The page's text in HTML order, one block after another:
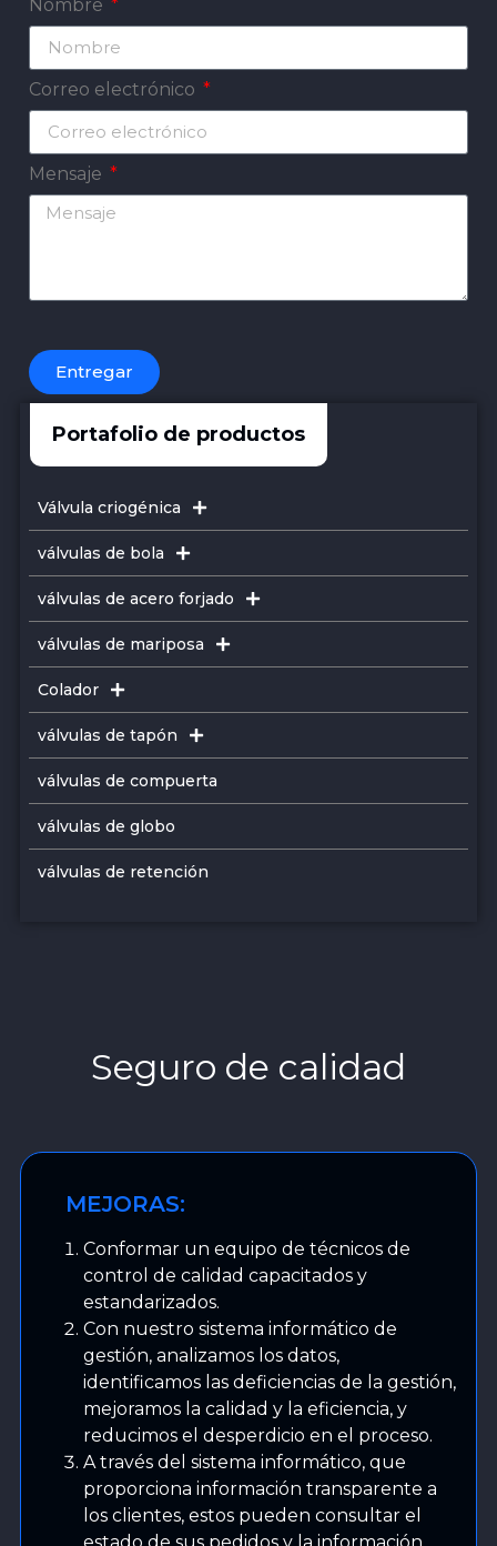
Válvula criogénica
válvulas de bola
válvulas de acero forjado
válvulas de mariposa
Colador
válvulas de tapón
válvulas de compuerta
válvulas de globo
válvulas de retención
Portafolio de productos
Nombre
Correo electrónico
Mensaje
Entregar
Seguro de calidad
MEJORAS:
Conformar un equipo de técnicos de
control de calidad capacitados y
estandarizados.
Con nuestro sistema informático de
gestión, analizamos los datos,
identificamos las deficiencias de la gestión,
mejoramos la calidad y la eficiencia, y
reducimos el desperdicio en el proceso.
A través del sistema informático, que
proporciona información transparente a
los clientes, estos pueden consultar el
estado de sus pedidos y la información